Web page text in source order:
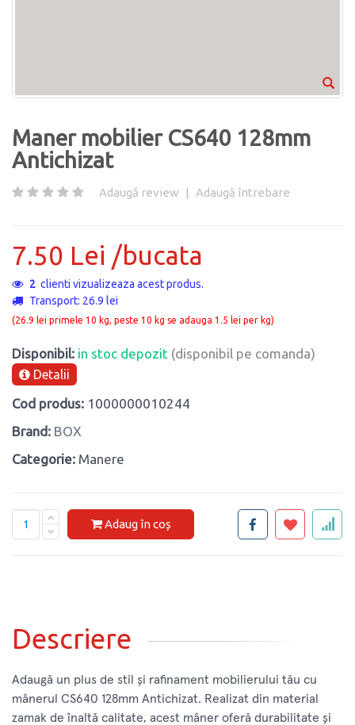
Maner mobilier CS640 128mm
Antichizat
Adaugă review | Adaugă întrebare
7.50 Lei /bucata
2 clienti vizualizeaza acest produs.
Transport: 26.9 lei
(26.9 lei primele 10 kg, peste 10 kg se adauga 1.5 lei per kg)
Disponibil: in stoc depozit (disponibil pe comanda)
Detalii
Cod produs: 1000000010244
Brand: BOX
Categorie: Manere
Adaug în coș
Descriere
Adaugă un plus de stil și rafinament mobilierului tău cu
mânerul CS640 128mm Antichizat. Realizat din material
zamak de înaltă calitate, acest mâner oferă durabilitate și